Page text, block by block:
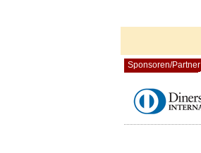
Sponsoren/Partner